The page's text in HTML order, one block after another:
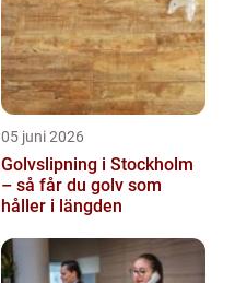
05 juni 2026
Golvslipning i Stockholm
– så får du golv som
håller i längden